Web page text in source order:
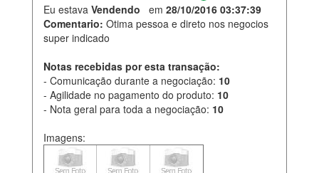
Eu estava Vendendo em 28/10/2016 03:37:39
Comentario: Otima pessoa e direto nos negocios
super indicado
Notas recebidas por esta transação:
- Comunicação durante a negociação: 10
- Agilidade no pagamento do produto: 10
- Nota geral para toda a negociação: 10
Imagens: